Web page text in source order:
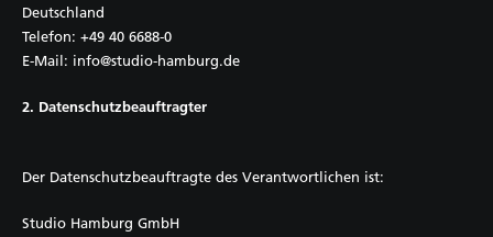
Deutschland
Telefon: +49 40 6688-0
E-Mail: info@studio-hamburg.de
2. Datenschutzbeauftragter
Der Datenschutzbeauftragte des Verantwortlichen ist:
Studio Hamburg GmbH